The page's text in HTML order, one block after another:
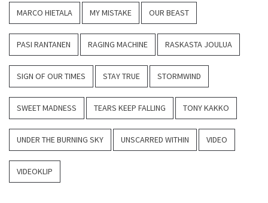
MARCO HIETALA MY MISTAKE OUR BEAST
PASI RANTANEN RAGING MACHINE RASKASTA JOULUA
SIGN OF OUR TIMES STAY TRUE STORMWIND
SWEET MADNESS TEARS KEEP FALLING TONY KAKKO
UNDER THE BURNING SKY UNSCARRED WITHIN VIDEO
VIDEOKLIP